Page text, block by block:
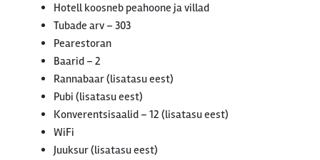
Hotell koosneb peahoone ja villad
Tubade arv – 303
Pearestoran
Baarid – 2
Rannabaar (lisatasu eest)
Pubi (lisatasu eest)
Konverentsisaalid – 12 (lisatasu eest)
WiFi
Juuksur (lisatasu eest)